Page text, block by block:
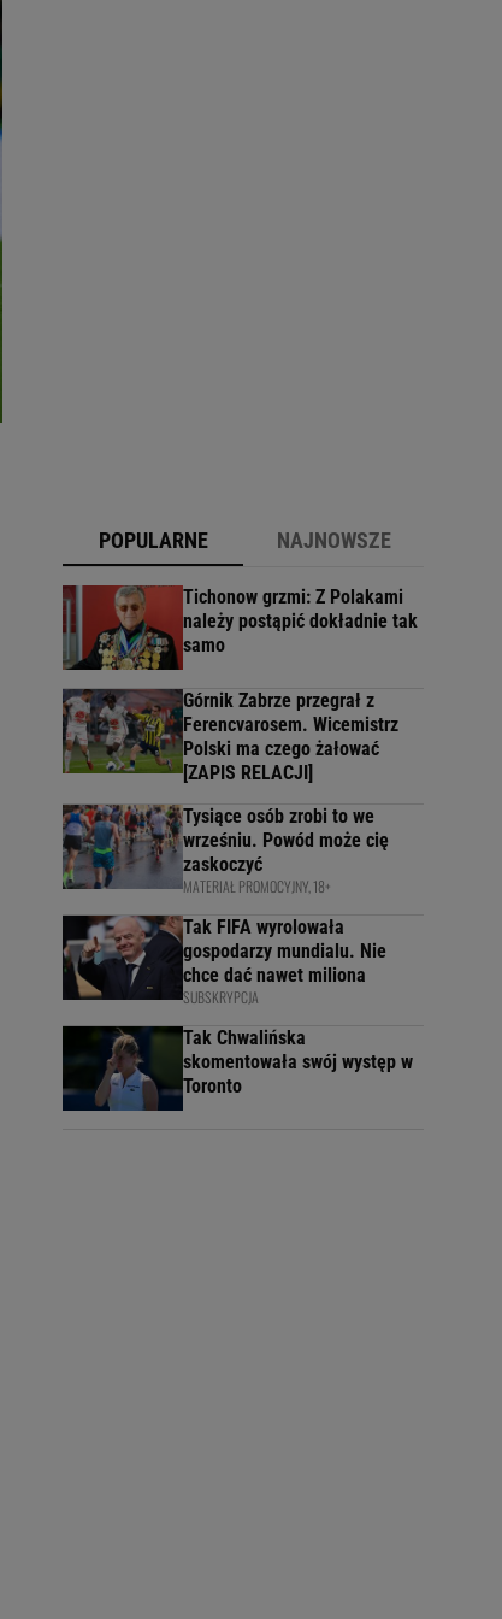
POPULARNE NAJNOWSZE
Tichonow grzmi: Z Polakami
należy postąpić dokładnie tak
samo
Górnik Zabrze przegrał z
Ferencvarosem. Wicemistrz
Polski ma czego żałować
[ZAPIS RELACJI]
Tysiące osób zrobi to we
wrześniu. Powód może cię
zaskoczyć
MATERIAŁ PROMOCYJNY, 18+
Tak FIFA wyrolowała
gospodarzy mundialu. Nie
chce dać nawet miliona
SUBSKRYPCJA
Tak Chwalińska
skomentowała swój występ w
Toronto